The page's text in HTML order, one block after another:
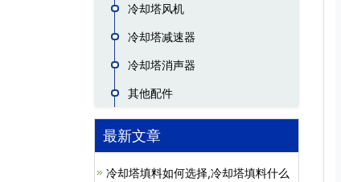
冷却塔风机
冷却塔减速器
冷却塔消声器
其他配件
最新文章
冷却塔填料如何选择,冷却塔填料什么